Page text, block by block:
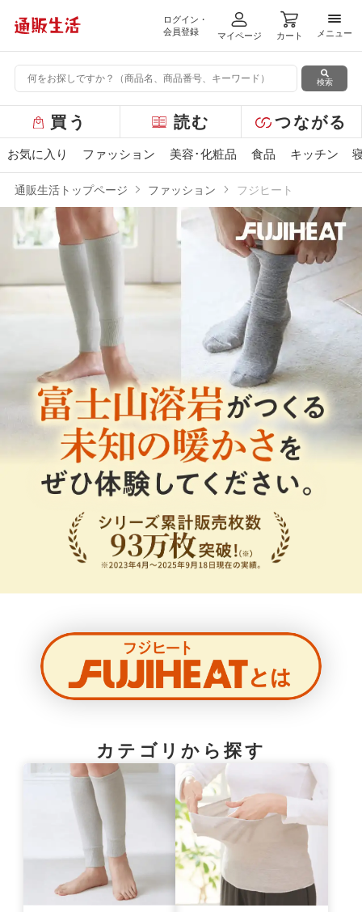
ログイン・
会員登録
マイページ カート
メニ
メニュー
検索
ー
バ
買う 読む つながる
お気に入り ファッション 美容･化粧品 食品 キッチン
通販生活トップページ ファッション フジヒート
カテゴリから探す